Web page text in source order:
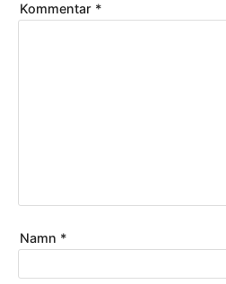
Kommentar *
Namn *